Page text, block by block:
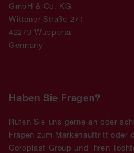
GmbH & Co. KG
Wittener Straße 271
42279 Wuppertal
Germany
Haben Sie Fragen?
Rufen Sie uns gerne an oder
Fragen zum Markenauftritt oder
Coroplast Group und ihren